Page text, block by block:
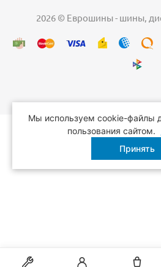
2026 © Еврошины - шины,
Мы используем cookie-файлы
пользования сайтом.
Принять